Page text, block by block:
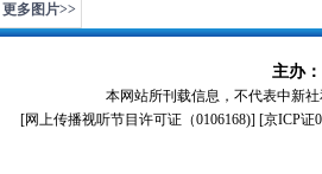
更多图片>>
主办
本网站所刊载信息，不代表中新
[网上传播视听节目许可证（0106168)] [京ICP证